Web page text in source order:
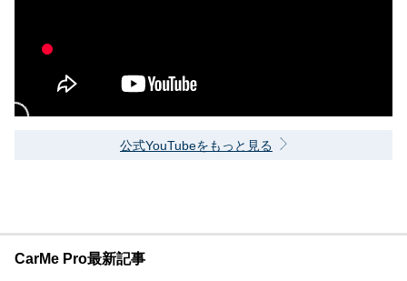
公式YouTubeをもっと見る
CarMe Pro最新記事